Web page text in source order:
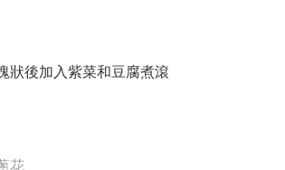
狀後加入紫菜和豆腐煮滾
花